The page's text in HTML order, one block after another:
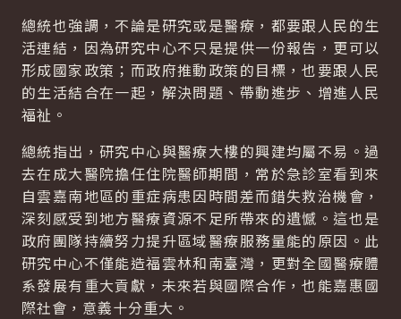
總統也強調，不論是研究或是醫療，都要跟人民的生
活連結，因為研究中心不只是提供一份報告，更可以
形成國家政策；而政府推動政策的目標，也要跟人民
的生活結合在一起，解決問題、帶動進步、增進人民
福祉。
總統指出，研究中心與醫療大樓的興建均屬不易。過
去在成大醫院擔任住院醫師期間，常於急診室看到來
自雲嘉南地區的重症病患因時間差而錯失救治機會，
深刻感受到地方醫療資源不足所帶來的遺憾。這也是
政府團隊持續努力提升區域醫療服務量能的原因。此
研究中心不僅能造福雲林和南臺灣，更對全國醫療體
系發展有重大貢獻，未來若與國際合作，也能嘉惠國
際社會，意義十分重大。